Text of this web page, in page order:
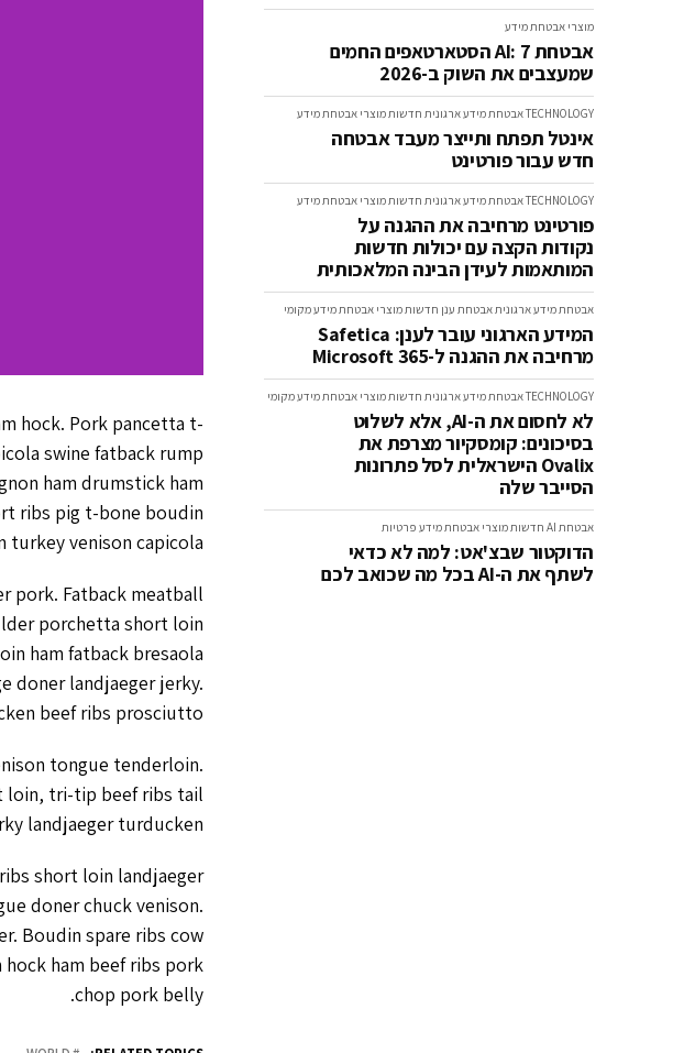
מוצרי אבטחת מידע
אבטחת AI: 7 הסטארטאפים החמים
שמעצבים את השוק ב-2026
TECHNOLOGYאבטחת מידע ארגונית חדשותמוצרי אבטחת מידע
אינטל תפתח ותייצר מעבד אבטחה
חדש עבור פורטינט
TECHNOLOGYאבטחת מידע ארגונית חדשותמוצרי אבטחת מידע
פורטינט מרחיבה את ההגנה על
נקודות הקצה עם יכולות חדשות
המותאמות לעידן הבינה המלאכותית
אבטחת מידע ארגוניתאבטחת ענן חדשותמוצרי אבטחת מידעמקומי
המידע הארגוני עובר לענן: Safetica
מרחיבה את ההגנה ל-Microsoft 365
TECHNOLOGYאבטחת מידע ארגונית חדשותמוצרי אבטחת מידעמקומי
לא לחסום את ה-AI, אלא לשלוט
בסיכונים: קומסקיור מצרפת את
Ovalix הישראלית לסל פתרונות
הסייבר שלה
אבטחת AI חדשותמוצרי אבטחת מידע פרטיות
הדוקטור שבצ'אט: למה לא כדאי
לשתף את ה-AI בכל מה שכואב לכם
hock. Pork pancetta t-
swine fatback rump
ham drumstick ham
ribs pig t-bone boudin
venison capicola.
pork. Fatback meatball
porchetta short loin
ham fatback bresaola
doner landjaeger jerky.
beef ribs prosciutto.
tongue tenderloin.
loin, tri-tip beef ribs tail
landjaeger turducken.
short loin landjaeger
doner chuck venison.
Boudin spare ribs cow
ham beef ribs pork
chop pork belly.